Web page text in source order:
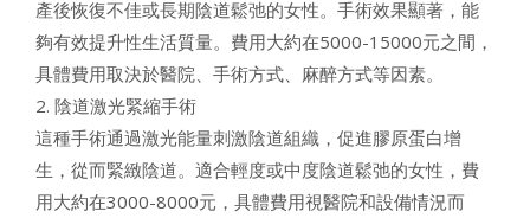
產後恢復不佳或長期陰道鬆弛的女性。手術效果顯著，能
夠有效提升性生活質量。費用大約在5000-15000元之間，
具體費用取決於醫院、手術方式、麻醉方式等因素。
2. 陰道激光緊縮手術
這種手術通過激光能量刺激陰道組織，促進膠原蛋白增
生，從而緊緻陰道。適合輕度或中度陰道鬆弛的女性，費
用大約在3000-8000元，具體費用視醫院和設備情況而